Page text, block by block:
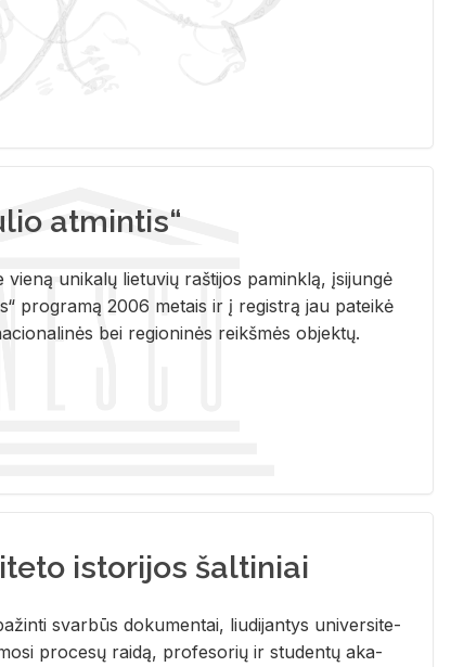
atmintis“
unikalų lietuvių raštijos paminklą, įsijungė
programą 2006 metais ir į registrą jau pateikė
bei regioninės reikšmės objektų.
istorijos šaltiniai
svar­būs do­ku­men­tai, liu­di­jan­tys uni­ver­si­te­
pro­ce­sų rai­dą, pro­fe­so­rių ir stu­den­tų aka­